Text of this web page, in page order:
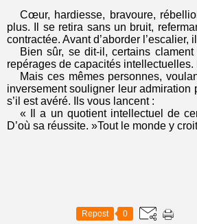
Cœur, hardiesse, bravoure,
plus. Il se retira sans un bruit,
contractée. Avant d’aborder l’escalier,
Bien sûr, se dit-il, certains
repérages de capacités
Mais ces mêmes personnes,
inversement souligner leur admiration
s’il est avéré. Ils vous lancent :
« Il a un quotient intellectuel de
D’où sa réussite. »Tout le monde y
Repost 0